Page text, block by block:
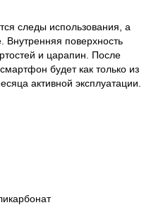
следы использования, а
Внутренняя поверхность
и царапин. После
будет как только из
активной эксплуатации.